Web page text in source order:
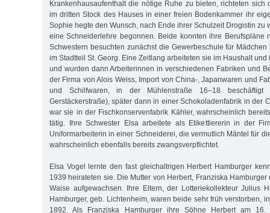
Krankenhausaufenthalt die nötige Ruhe zu bieten, richteten sich
im dritten Stock des Hauses in einer freien Bodenkammer ihr
Sophie hegte den Wunsch, nach Ende ihrer Schulzeit Drogistin zu
eine Schneiderlehre begonnen. Beide konnten ihre Berufspläne
Schwestern besuchten zunächst die Gewerbeschule für
im Stadtteil St. Georg. Eine Zeitlang arbeiteten sie im Haushalt
und wurden dann Arbeiterinnen in verschiedenen Fabriken und
der Firma von Alois Weiss, Import von China-, Japanwaren und
und Schilfwaren, in der Mühlenstraße 16–18
Gerstäckerstraße), später dann in einer Schokoladenfabrik in der
war sie in der Fischkonservenfabrik Kähler, wahrscheinlich
tätig. Ihre Schwester Elsa arbeitete als Etikettiererin in der
Uniformarbeiterin in einer Schneiderei, die vermutlich Mäntel für
wahrscheinlich ebenfalls bereits zwangsverpflichtet.
Elsa Vogel lernte den fast gleichaltrigen Herbert Hamburger
1939 heirateten sie. Die Mutter von Herbert, Franziska
Waise aufgewachsen. Ihre Eltern, der Lotteriekollekteur Julius
Hamburger, geb. Lichtenheim, waren beide sehr früh verstorben,
1892. Als Franziska Hamburger ihre Söhne Herbert am